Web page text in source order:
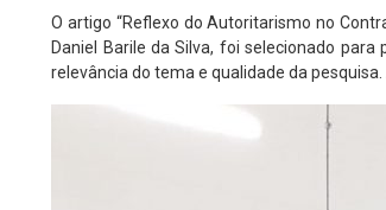
O artigo “Reflexo do Autoritarismo no
Daniel Barile da Silva, foi selecionado
relevância do tema e qualidade da